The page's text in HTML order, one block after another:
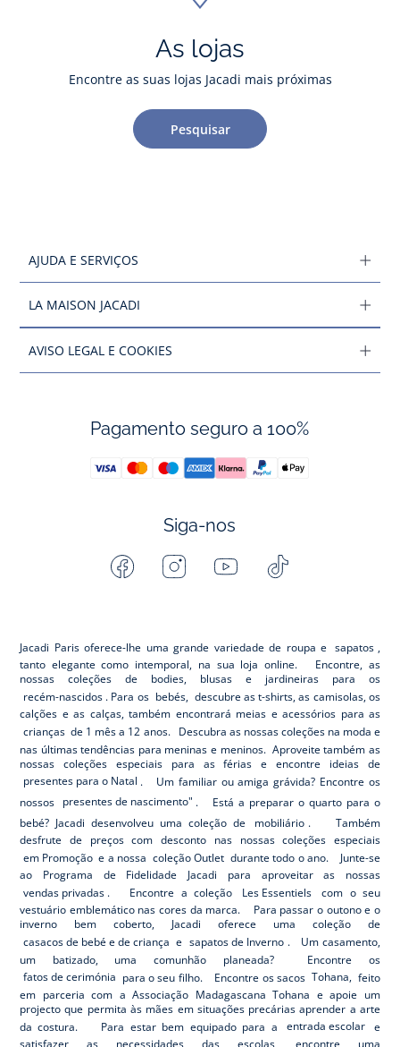
As lojas
Encontre as suas lojas Jacadi mais próximas
Pesquisar
AJUDA E SERVIÇOS
LA MAISON JACADI
AVISO LEGAL E COOKIES
Pagamento seguro a 100%
Siga-nos
FacebookInstagramYoutube
Jacadi Paris oferece-lhe uma grande variedade de roupa e sapatos ,
tanto elegante como intemporal, na sua loja online. Encontre, as
nossas coleções de bodies, blusas e jardineiras para os
recém-nascidos . Para os bebés, descubre as t-shirts, as camisolas, os
calções e as calças, também encontrará meias e acessórios para as
crianças de 1 mês a 12 anos. Descubra as nossas coleções na moda e
nas últimas tendências para meninas e meninos. Aproveite também as
nossas coleções especiais para as férias e encontre ideias de
presentes para o Natal . Um familiar ou amiga grávida? Encontre os
nossos presentes de nascimento" . Está a preparar o quarto para o
bebé? Jacadi desenvolveu uma coleção de
mobiliário . Também
desfrute de preços com desconto nas nossas coleções especiais
em Promoção e a nossa coleção Outlet durante todo o ano. Junte-se
ao Programa de Fidelidade Jacadi para aproveitar as nossas
vendas privadas . Encontre a coleção Les Essentiels
com o seu
vestuário emblemático nas cores da marca. Para passar o outono e o
inverno bem coberto, Jacadi oferece uma coleção de
casacos de bebé e de criança e sapatos de Inverno . Um casamento,
um batizado, uma comunhão planeada? Encontre os
fatos de cerimónia para o seu filho. Encontre os sacos Tohana, feito
em parceria com a Associação Madagascana Tohana e apoie um
projecto que permita às mães em situações precárias aprender a arte
da costura. Para estar bem equipado para a
entrada escolar e
satisfazer as necessidades das escolas, encontre uma